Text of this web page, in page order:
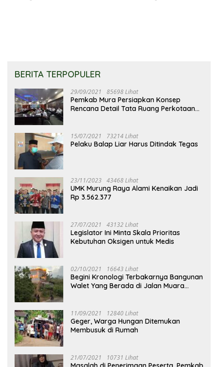
BERITA TERPOPULER
29/09/2021 85698 Lihat
Pemkab Mura Persiapkan Konsep
Rencana Detail Tata Ruang Perkotaan
15/07/2021 73214 Lihat
Pelaku Balap Liar Harus Ditindak Tegas
23/11/2023 43468 Lihat
UMK Murung Raya Alami Kenaikan Jadi
Rp 3.562.377
27/07/2021 43132 Lihat
Legislator Ini Minta Skala Prioritas
Kebutuhan Oksigen untuk Medis
02/10/2021 16643 Lihat
Begini Kronologi Terbakarnya Bangunan
Walet Yang Berada di Jalan Muara
11/09/2021 12840 Lihat
Geger, Warga Hungan Ditemukan
Membusuk di Rumah
21/07/2021 10731 Lihat